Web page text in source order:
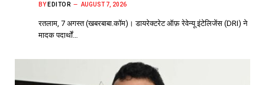
BY EDITOR AUGUST 7, 2026
रतलाम, 7 अगस्त (खबरबाबा.कॉम)। डायरेक्टरेट ऑफ़ रेवेन्यू इंटेलिजेंस (DRI) ने
मादक पदार्थों…